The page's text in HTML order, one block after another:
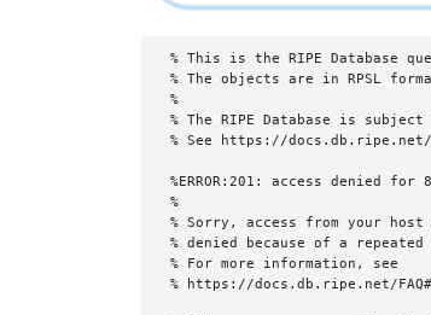
% This is the RIPE Database
% The objects are in RPSL
%
% The RIPE Database is
% See https://
%ERROR:201: access denied for
%
% Sorry, access from your host
% denied because of a
% For more information, see
% https://docs.db.ripe.net/